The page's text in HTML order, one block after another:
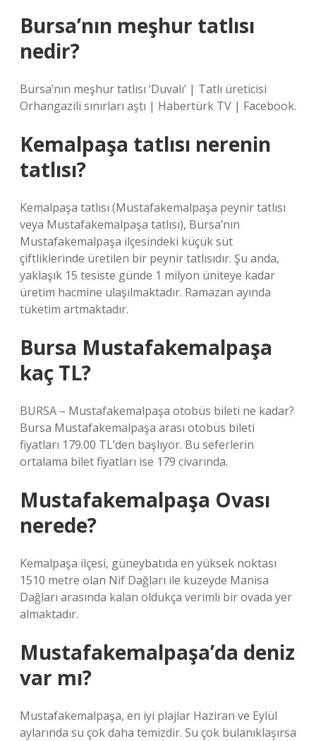
Bursa’nın meşhur tatlısı
nedir?
Bursa’nın meşhur tatlısı ‘Duvalı’ | Tatlı üreticisi
Orhangazili sınırları aştı | Habertürk TV | Facebook.
Kemalpaşa tatlısı nerenin
tatlısı?
Kemalpaşa tatlısı (Mustafakemalpaşa peynir tatlısı
veya Mustafakemalpaşa tatlısı), Bursa’nın
Mustafakemalpaşa ilçesindeki küçük süt
çiftliklerinde üretilen bir peynir tatlısıdır. Şu anda,
yaklaşık 15 tesiste günde 1 milyon üniteye kadar
üretim hacmine ulaşılmaktadır. Ramazan ayında
tüketim artmaktadır.
Bursa Mustafakemalpaşa
kaç TL?
BURSA – Mustafakemalpaşa otobüs bileti ne kadar?
Bursa Mustafakemalpaşa arası otobüs bileti
fiyatları 179.00 TL’den başlıyor. Bu seferlerin
ortalama bilet fiyatları ise 179 civarında.
Mustafakemalpaşa Ovası
nerede?
Kemalpaşa ilçesi, güneybatıda en yüksek noktası
1510 metre olan Nif Dağları ile kuzeyde Manisa
Dağları arasında kalan oldukça verimli bir ovada yer
almaktadır.
Mustafakemalpaşa’da deniz
var mı?
Mustafakemalpaşa, en iyi plajlar Haziran ve Eylül
aylarında su çok daha temizdir. Su çok bulanıklaşırsa